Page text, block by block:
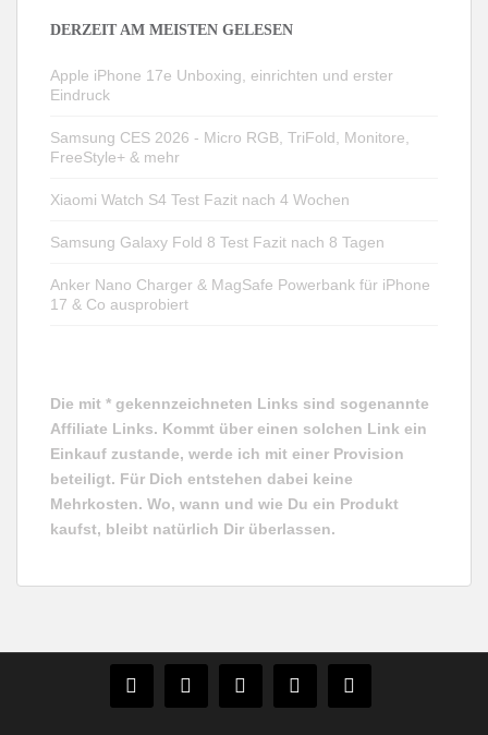
DERZEIT AM MEISTEN GELESEN
Apple iPhone 17e Unboxing, einrichten und erster
Eindruck
Samsung CES 2026 - Micro RGB, TriFold, Monitore,
FreeStyle+ & mehr
Xiaomi Watch S4 Test Fazit nach 4 Wochen
Samsung Galaxy Fold 8 Test Fazit nach 8 Tagen
Anker Nano Charger & MagSafe Powerbank für iPhone
17 & Co ausprobiert
Die mit * gekennzeichneten Links sind sogenannte
Affiliate Links. Kommt über einen solchen Link ein
Einkauf zustande, werde ich mit einer Provision
beteiligt. Für Dich entstehen dabei keine
Mehrkosten. Wo, wann und wie Du ein Produkt
kaufst, bleibt natürlich Dir überlassen.